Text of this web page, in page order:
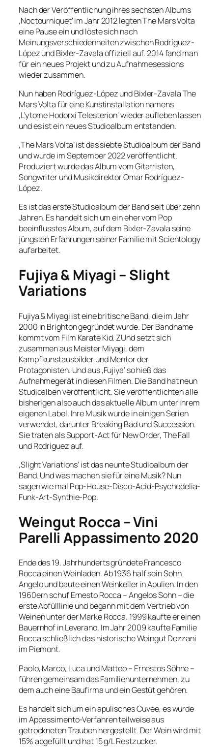
Nach der Veröffentlichung ihres sechsten Albums
‚Noctourniquet‘ im Jahr 2012 legten The Mars Volta
eine Pause ein und löste sich nach
Meinungsverschiedenheiten zwischen Rodríguez-
López und Bixler-Zavala offiziell auf. 2014 fand man
für ein neues Projekt und zu Aufnahmesessions
wieder zusammen.
Nun haben Rodríguez-López und Bixler-Zavala The
Mars Volta für eine Kunstinstallation namens
‚L’ytome Hodorxí Telesterion‘ wieder aufleben lassen
und es ist ein neues Studioalbum entstanden.
‚The Mars Volta‘ ist das siebte Studioalbum der Band
und wurde im September 2022 veröffentlicht.
Produziert wurde das Album vom Gitarristen,
Songwriter und Musikdirektor Omar Rodríguez-
López.
Es ist das erste Studioalbum der Band seit über zehn
Jahren. Es handelt sich um ein eher vom Pop
beeinflusstes Album, auf dem Bixler-Zavala seine
jüngsten Erfahrungen seiner Familie mit Scientology
aufarbeitet.
Fujiya & Miyagi – Slight
Variations
Fujiya & Miyagi ist eine britische Band, die im Jahr
2000 in Brighton gegründet wurde. Der Bandname
kommt vom Film Karate Kid. ZUnd setzt sich
zusammen aus Meister Miyagi, dem
Kampfkunstausbilder und Mentor der
Protagonisten. Und aus ‚Fujiya‘ so hieß das
Aufnahmegerät in diesen Filmen. Die Band hat neun
Studioalben veröffentlicht. Sie veröffentlichten alle
bisherigen also auch das aktuelle Album unter ihrem
eigenen Label. Ihre Musik wurde in einigen Serien
verwendet, darunter Breaking Bad und Succession.
Sie traten als Support-Act für New Order, The Fall
und Rodriguez auf.
‚Slight Variations‘ ist das neunte Studioalbum der
Band. Und was machen sie für eine Musik? Nun
sagen wie mal Pop-House-Disco-Acid-Psychedelia-
Funk-Art-Synthie-Pop.
Weingut Rocca – Vini
Parelli Appassimento 2020
Ende des 19. Jahrhunderts gründete Francesco
Rocca einen Weinladen. Ab 1936 half sein Sohn
Angelo und baute einen Weinkeller in Apulien. In den
1960ern schuf Ernesto Rocca – Angelos Sohn – die
erste Abfülllinie und begann mit dem Vertrieb von
Weinen unter der Marke Rocca. 1999 kaufte er einen
Bauernhof in Leverano. Im Jahr 2009 kaufte Familie
Rocca schließlich das historische Weingut Dezzani
im Piemont.
Paolo, Marco, Luca und Matteo – Ernestos Söhne –
führen gemeinsam das Familienunternehmen, zu
dem auch eine Baufirma und ein Gestüt gehören.
Es handelt sich um ein apulisches Cuvée, es wurde
im Appassimento-Verfahren teilweise aus
getrockneten Trauben hergestellt. Der Wein wird mit
15% abgefüllt und hat 15 g/L Restzucker.